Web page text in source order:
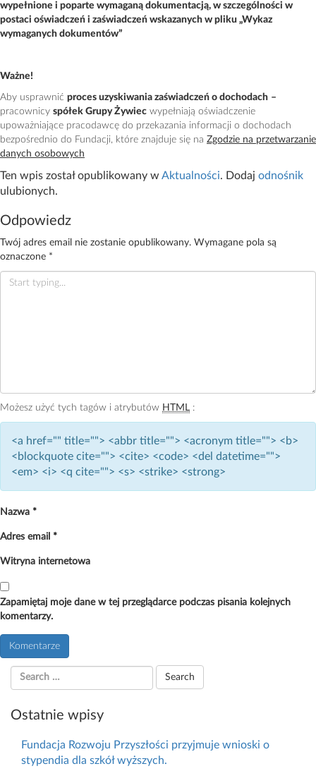
wypełnione i poparte wymaganą dokumentacją, w szczególności w
postaci oświadczeń i zaświadczeń wskazanych w pliku „Wykaz
wymaganych dokumentów”
Ważne!
Aby usprawnić proces uzyskiwania zaświadczeń o dochodach –
pracownicy spółek Grupy Żywiec wypełniają oświadczenie
upoważniające pracodawcę do przekazania informacji o dochodach
bezpośrednio do Fundacji, które znajduje się na Zgodzie na przetwarzanie
danych osobowych
Ten wpis został opublikowany w Aktualności. Dodaj odnośnik
ulubionych.
Odpowiedz
Twój adres email nie zostanie opublikowany. Wymagane pola są
oznaczone *
Możesz użyć tych tagów i atrybutów HTML :
<a href="" title=""> <abbr title=""> <acronym title=""> <b>
<blockquote cite=""> <cite> <code> <del datetime="">
<em> <i> <q cite=""> <s> <strike> <strong>
Nazwa *
Adres email *
Witryna internetowa
Zapamiętaj moje dane w tej przeglądarce podczas pisania kolejnych
komentarzy.
Ostatnie wpisy
Fundacja Rozwoju Przyszłości przyjmuje wnioski o
stypendia dla szkół wyższych.